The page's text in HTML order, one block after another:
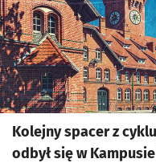
Kolejny spacer z
odbył się w